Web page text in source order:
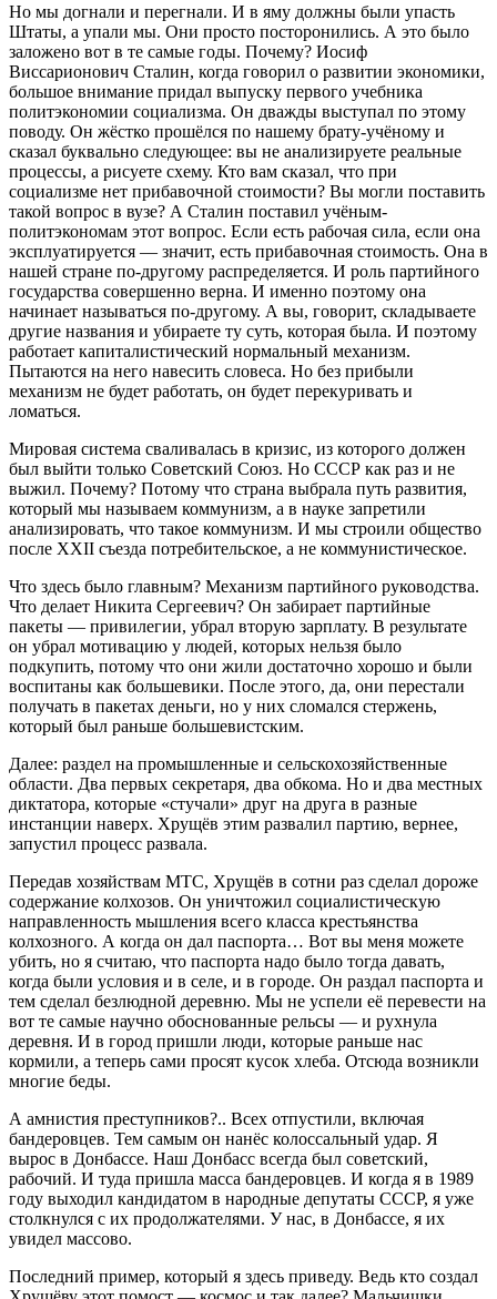
Но мы догнали и перегнали. И в яму должны были упасть
Штаты, а упали мы. Они просто посторонились. А это было
заложено вот в те самые годы. Почему? Иосиф
Виссарионович Сталин, когда говорил о развитии экономики,
большое внимание придал выпуску первого учебника
политэкономии социализма. Он дважды выступал по этому
поводу. Он жёстко прошёлся по нашему брату-учёному и
сказал буквально следующее: вы не анализируете реальные
процессы, а рисуете схему. Кто вам сказал, что при
социализме нет прибавочной стоимости? Вы могли поставить
такой вопрос в вузе? А Сталин поставил учёным-
политэкономам этот вопрос. Если есть рабочая сила, если она
эксплуатируется — значит, есть прибавочная стоимость. Она в
нашей стране по-другому распределяется. И роль партийного
государства совершенно верна. И именно поэтому она
начинает называться по-другому. А вы, говорит, складываете
другие названия и убираете ту суть, которая была. И поэтому
работает капиталистический нормальный механизм.
Пытаются на него навесить словеса. Но без прибыли
механизм не будет работать, он будет перекуривать и
ломаться.
Мировая система сваливалась в кризис, из которого должен
был выйти только Советский Союз. Но СССР как раз и не
выжил. Почему? Потому что страна выбрала путь развития,
который мы называем коммунизм, а в науке запретили
анализировать, что такое коммунизм. И мы строили общество
после ХХII съезда потребительское, а не коммунистическое.
Что здесь было главным? Механизм партийного руководства.
Что делает Никита Сергеевич? Он забирает партийные
пакеты — привилегии, убрал вторую зарплату. В результате
он убрал мотивацию у людей, которых нельзя было
подкупить, потому что они жили достаточно хорошо и были
воспитаны как большевики. После этого, да, они перестали
получать в пакетах деньги, но у них сломался стержень,
который был раньше большевистским.
Далее: раздел на промышленные и сельскохозяйственные
области. Два первых секретаря, два обкома. Но и два местных
диктатора, которые «стучали» друг на друга в разные
инстанции наверх. Хрущёв этим развалил партию, вернее,
запустил процесс развала.
Передав хозяйствам МТС, Хрущёв в сотни раз сделал дороже
содержание колхозов. Он уничтожил социалистическую
направленность мышления всего класса крестьянства
колхозного. А когда он дал паспорта… Вот вы меня можете
убить, но я считаю, что паспорта надо было тогда давать,
когда были условия и в селе, и в городе. Он раздал паспорта и
тем сделал безлюдной деревню. Мы не успели её перевести на
вот те самые научно обоснованные рельсы — и рухнула
деревня. И в город пришли люди, которые раньше нас
кормили, а теперь сами просят кусок хлеба. Отсюда возникли
многие беды.
А амнистия преступников?.. Всех отпустили, включая
бандеровцев. Тем самым он нанёс колоссальный удар. Я
вырос в Донбассе. Наш Донбасс всегда был советский,
рабочий. И туда пришла масса бандеровцев. И когда я в 1989
году выходил кандидатом в народные депутаты СССР, я уже
столкнулся с их продолжателями. У нас, в Донбассе, я их
увидел массово.
Последний пример, который я здесь приведу. Ведь кто создал